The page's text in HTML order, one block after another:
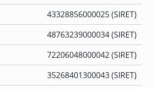
43328856000025 (SIRET)
48763239000034 (SIRET)
72206048000042 (SIRET)
35268401300043 (SIRET)